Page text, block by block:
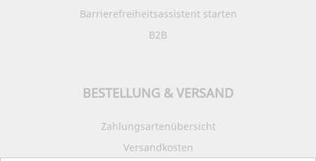
Barrierefreiheitsassistent starten
B2B
BESTELLUNG & VERSAND
Zahlungsartenübersicht
Versandkosten